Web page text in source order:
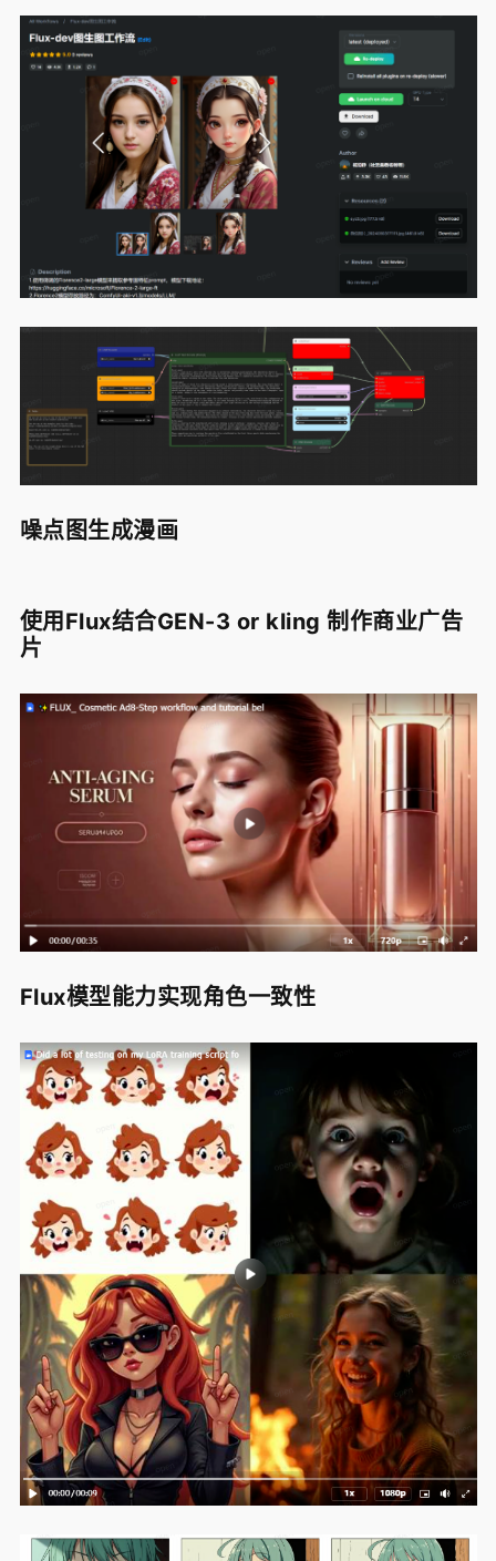
噪点图生成漫画
使用Flux结合GEN-3 or kling 制作商业广告
片
Flux模型能力实现角色一致性